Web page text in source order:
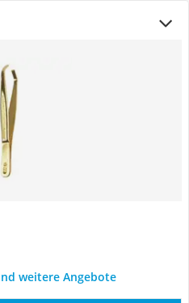
weitere Angebote